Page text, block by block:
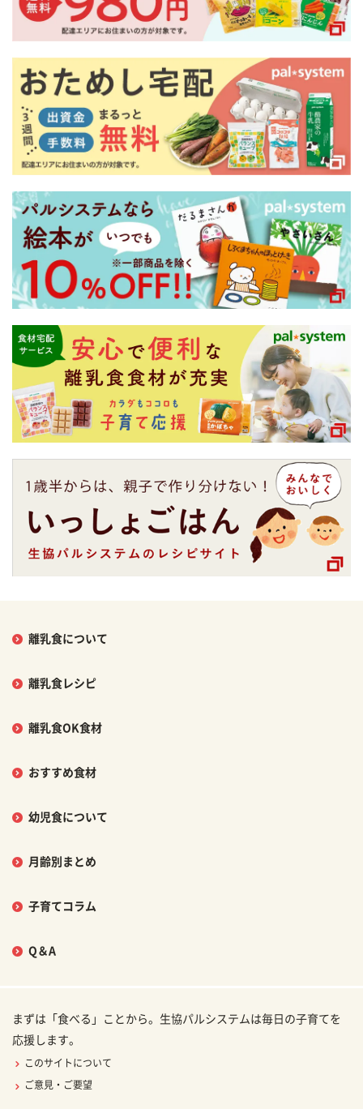
離乳食について
離乳食レシピ
離乳食OK食材
おすすめ食材
幼児食について
月齢別まとめ
子育てコラム
Q＆A
まずは「食べる」ことから。生協パルシステムは毎日の子育てを
応援します。
このサイトについて
ご意見・ご要望